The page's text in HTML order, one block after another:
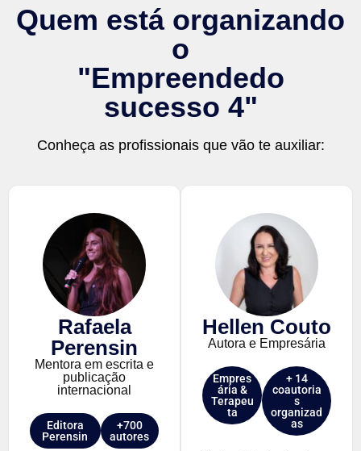
Quem está organizando
o
"Empreendedo
sucesso 4"
Conheça as profissionais que vão te auxiliar:
Rafaela
Perensin
Mentora em escrita e
publicação
internacional
Editora
Perensin
+700
autores
Hellen Couto
Autora e Empresária
Empres
ária &
Terapeu
ta
+ 14
coautoria
s
organizad
as